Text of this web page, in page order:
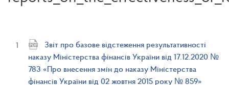
Звіт про базове відстеження результативності
наказу Міністерства фінансів України від 17.12.2020 №
783 «Про внесення змін до наказу Міністерства
фінансів України від 02 жовтня 2015 року № 859»